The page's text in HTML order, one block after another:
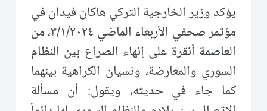
يؤكد وزير الخارجية التركي هاكان فيدان في
مؤتمر صحفي الأربعاء الماضي ٣/١/٢٠٢٤، من
العاصمة أنقرة على إنهاء الصراع بين النظام
السوري والمعارضة، ونسيان الكراهية بينهما
كما جاء في حديثه، ويقول: أن مسألة